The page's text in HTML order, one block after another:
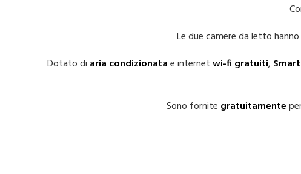
Le due camere da letto
Dotato di aria condizionatae internetwi-fi gratuiti,
Sono fornite gratuitamente